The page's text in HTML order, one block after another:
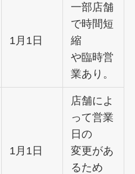
1月1日
一部店舗
で時間短
縮
や臨時営
業あり。
1月1日
店舗によ
って営業
日の
変更があ
るため